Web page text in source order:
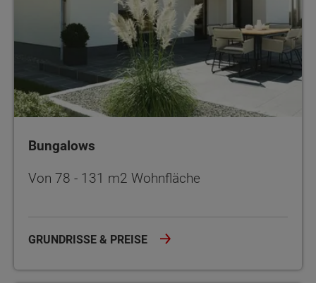
Bungalows
Von 78 - 131 m2 Wohnfläche
GRUNDRISSE & PREISE